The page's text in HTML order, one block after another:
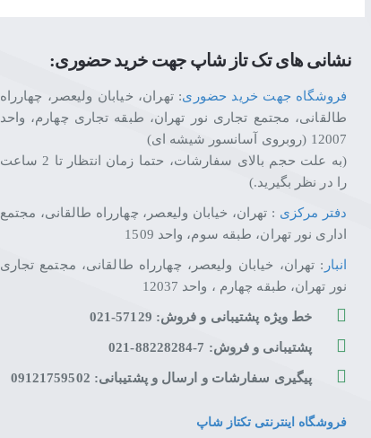
نشانی های تک تاز شاپ جهت خرید حضوری:
فروشگاه جهت خرید حضوری: تهران، خیابان ولیعصر، چهارراه
طالقانی، مجتمع تجاری نور تهران، طبقه تجاری چهارم، واحد
12007 (روبروی آسانسور شیشه ای)
(به علت حجم بالای سفارشات، حتما زمان انتظار تا 2 ساعت
را در نظر بگیرید.)
دفتر مرکزی : تهران، خیابان ولیعصر، چهارراه طالقانی، مجتمع
اداری نور تهران، طبقه سوم، واحد 1509
انبار : تهران، خیابان ولیعصر، چهارراه طالقانی، مجتمع تجاری
نور تهران، طبقه چهارم ، واحد 12037
خط ویژه پشتیبانی و فروش: 57129-021
پشتیبانی و فروش: 7-88228284-021
پیگیری سفارشات و ارسال و پشتیبانی: 09121759502
فروشگاه اینترنتی تکتاز شاپ